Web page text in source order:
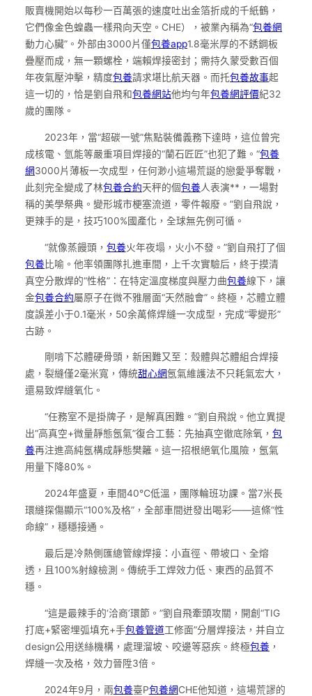
販賣機開始以每秒一百萬張的速度吐出金箔折成的千紙鶴，
它們像金色蝗蟲一樣飛向天空。CHE），被業內稱為“包養網
動力心臟”。外部由3000片僅包養app1.8毫米厚的不銹鋼板
疊壓而成，無一顆螺栓，端賴焊接密封；需持久蒙受數百個
年夜氣壓沖擊，精度包養請求堪比航天器。而托包養故事起
這一切的，恰是劉自飛和包養網站他均勻年包養網評價紀32
歲的團隊。
2023年，當“超碳一號”焦點裝備義務下達時，這位曾完
成核電、氫能等嚴重項目焊接的“蘭石匠匠”也犯了難。“包養
網3000片薄板一次成型，任何渺小這場荒誕的戀愛爭奪戰，
此刻完全變成了林包養合約天秤的個包養人表演**，一場對
稱的美學祭典。變形城市梗塞流道，零件報廢。”劉自飛說，
更辣手的是，技巧100%國產化，全球無先例可循。
“就像蒸饅頭， 包養火年夜塌，火小不發。”劉自飛打了個
包養 比喻。他率領團隊扎進車間，上千次實驗后，終于摸清
真空分散焊的“性格”：在特定溫度梯度與壓力曲包養線下，讓
金包養合約屬原子在微不雅層面“天然融會”。終極，芯體立體
度誤差小于0.1毫米，50余萬條焊縫一次成型，完成“零變形”
古跡。
剛啃下芯體硬骨頭，新困難又至：殼體與芯體組合焊接
處，裂縫僅2毫米寬，傳統甜心網氬氣維護法不只耗氣宏大，
還易致焊縫氧化。
“任務室不是掛牌子，是解真困難。”劉自飛說。他立異提
出“高真空+微量靜態氬氣”復合工藝：先抽真空徹底除氧， 包
養再注進高純氬構成靜態樊籬。這一招根絕氧化風險，氬氣
用量下降80%。
2024年盛夏，車間40℃低溫，團隊輪班功課。當7米長
環縫探傷顯示“100%及格”，全部車間迸發出喝彩——這條“性
命線”，穩穩接通。
最后是冷熱側匯總管線焊接：小直徑、帶坡口、全熔
透，且100%射線檢測。傳統手工焊效力低、東西的品質不
穩。
“這是最辣手的‘洽商’環節。”劉自飛牽頭攻關，開創“TIG
打底+緊密埋弧填充+手包養管道工修面”分層焊接法，并自立
design公用送絲機構，處理溜坡、咬邊等惡疾。終極包養 ，
焊縫一次及格，效力晉陞3倍。
2024年9月，兩包養臺P包養網CHE他知道，這場荒謬的